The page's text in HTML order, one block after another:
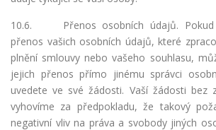
10.6. Přenos osobních údajů. Pokud
přenos vašich osobních údajů, které
plnění smlouvy nebo vašeho souhlasu,
jejich přenos přímo jinému správci
uvedete ve své žádosti. Vaší žádosti bez
vyhovíme za předpokladu, že takový
negativní vliv na práva a svobody jiných